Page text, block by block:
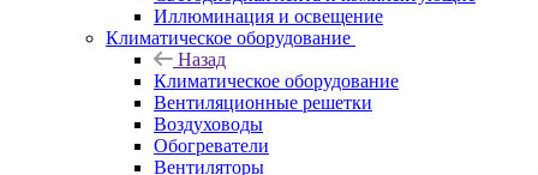
Иллюминация и освещение
Климатическое оборудование
Назад
Климатическое оборудование
Вентиляционные решетки
Воздуховоды
Обогреватели
Вентиляторы